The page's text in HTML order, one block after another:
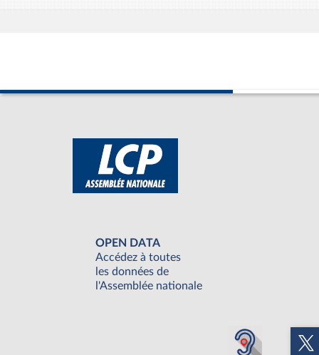
OPEN DATA
Accédez à toutes
les données de
l'Assemblée nationale